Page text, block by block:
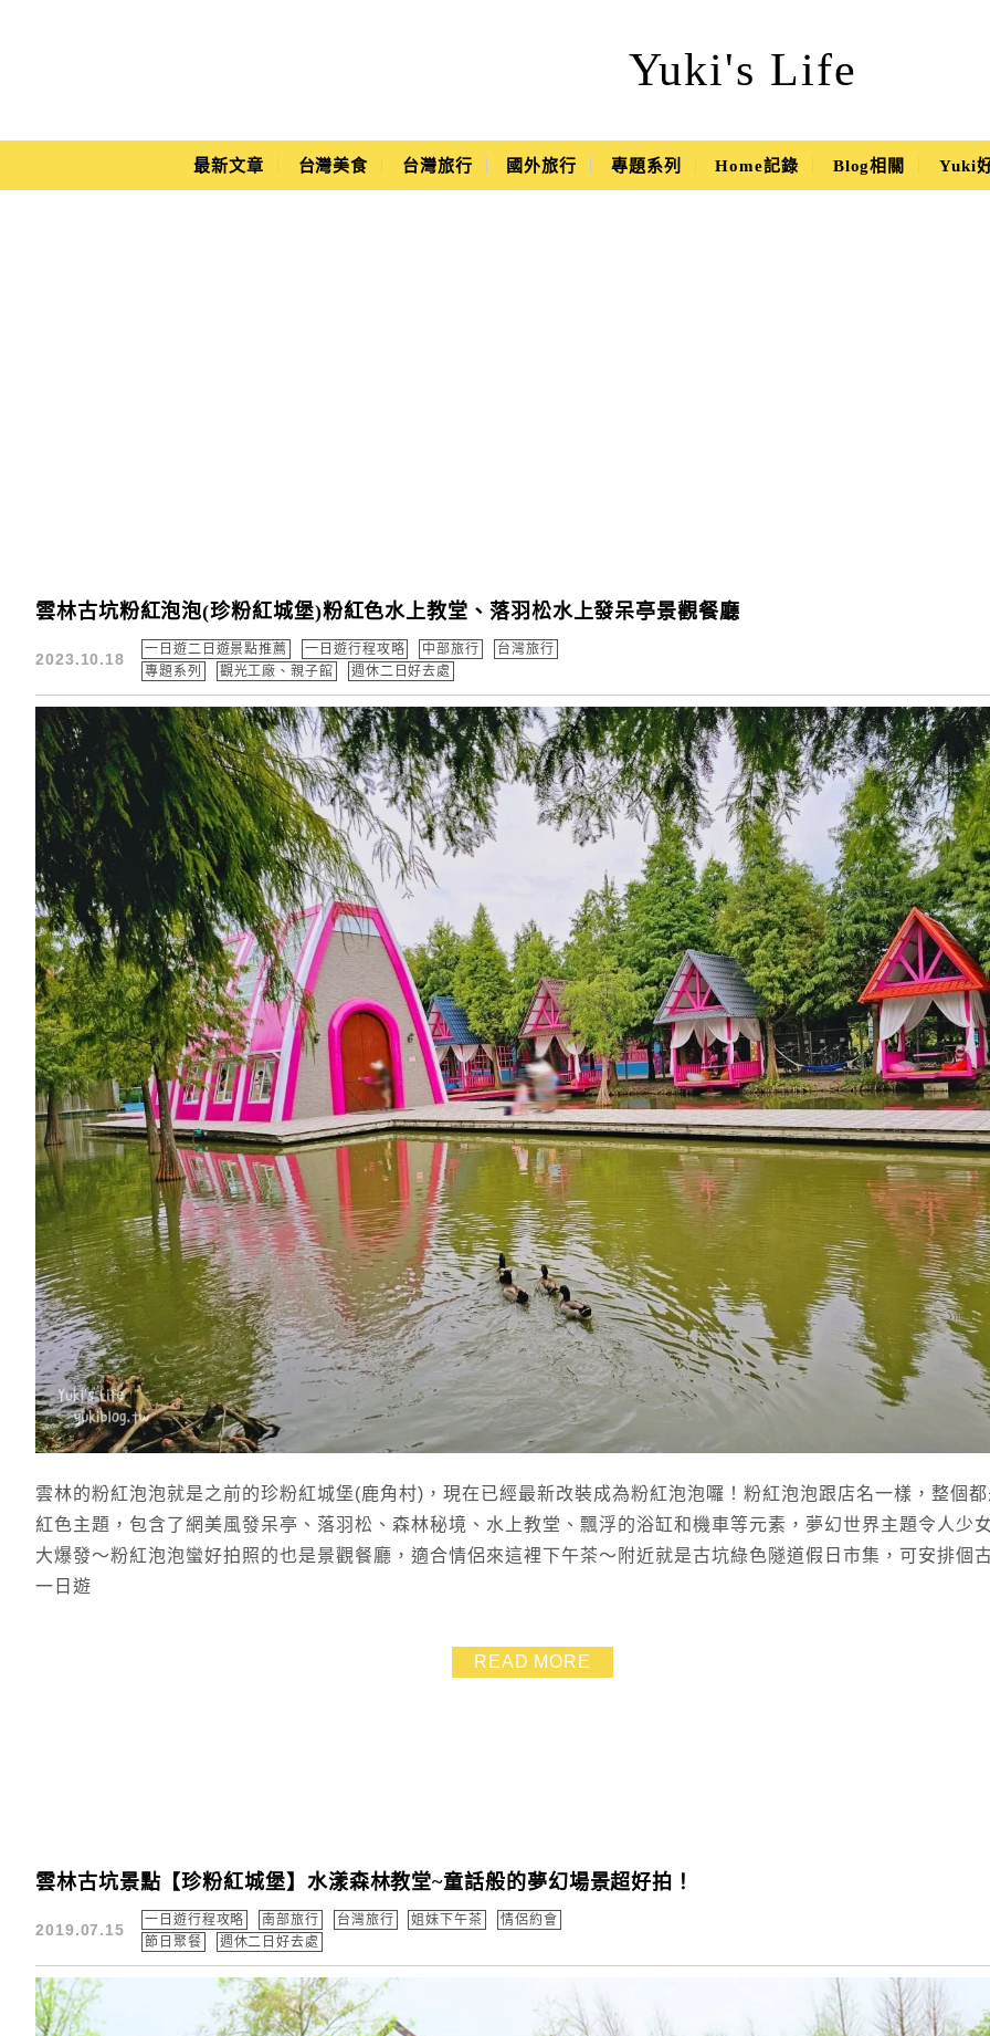
Yuki's Life
Yuki's Life
Main Menu
最新文章 台灣美食 台灣旅行 國外旅行 專題系列 Home記錄 Blog相關 Yuki
雲林古坑粉紅泡泡(珍粉紅城堡)粉紅色水上教堂、落羽松水上發呆亭景觀餐廳
2023.10.18
一日遊二日遊景點推薦 一日遊行程攻略 中部旅行
台灣旅行
專題系列
觀光工廠、親子館 週休二日好去處
雲林的粉紅泡泡就是之前的珍粉紅城堡(鹿角村)，現在已經最新改裝成為粉紅泡泡囉！粉紅泡泡跟店名一樣，整個
紅色主題，包含了網美風發呆亭、落羽松、森林秘境、水上教堂、飄浮的浴缸和機車等元素，夢幻世界主題令人少
大爆發～粉紅泡泡蠻好拍照的也是景觀餐廳，適合情侶來這裡下午茶～附近就是古坑綠色隧道假日市集，可安排個
一日遊
READ MORE
雲林古坑景點【珍粉紅城堡】水漾森林教堂~童話般的夢幻場景超好拍！
2019.07.15
一日遊行程攻略 南部旅行 台灣旅行 姐妹下午茶
情侶約會
節日聚餐
週休二日好去處